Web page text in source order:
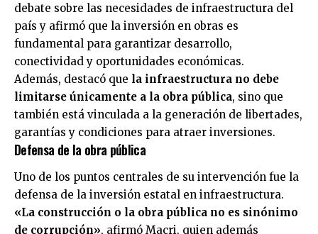
debate sobre las necesidades de infraestructura del
país y afirmó que la inversión en obras es
fundamental para garantizar desarrollo,
conectividad y oportunidades económicas.
Además, destacó que la infraestructura no debe
limitarse únicamente a la obra pública, sino que
también está vinculada a la generación de libertades,
garantías y condiciones para atraer inversiones.
Defensa de la obra pública
Uno de los puntos centrales de su intervención fue la
defensa de la inversión estatal en infraestructura.
«La construcción o la obra pública no es sinónimo
de corrupción», afirmó Macri, quien además